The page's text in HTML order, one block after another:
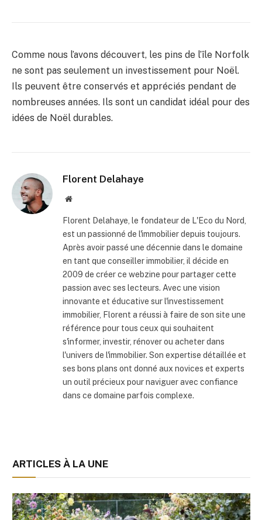
Comme nous l’avons découvert, les pins de l’île Norfolk
ne sont pas seulement un investissement pour Noël.
Ils peuvent être conservés et appréciés pendant de
nombreuses années. Ils sont un candidat idéal pour des
idées de Noël durables.
Florent Delahaye
Site
Florent Delahaye, le fondateur de L'Eco du Nord,
est un passionné de l'immobilier depuis toujours.
Après avoir passé une décennie dans le domaine
en tant que conseiller immobilier, il décide en
2009 de créer ce webzine pour partager cette
passion avec ses lecteurs. Avec une vision
innovante et éducative sur l'investissement
immobilier, Florent a réussi à faire de son site une
référence pour tous ceux qui souhaitent
s'informer, investir, rénover ou acheter dans
l'univers de l'immobilier. Son expertise détaillée et
ses bons plans ont donné aux novices et experts
un outil précieux pour naviguer avec confiance
dans ce domaine parfois complexe.
ARTICLES À LA UNE